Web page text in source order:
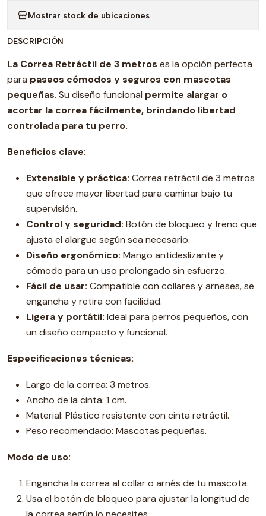
Mostrar stock de ubicaciones
DESCRIPCIÓN
La Correa Retráctil de 3 metros es la opción perfecta
para paseos cómodos y seguros con mascotas
pequeñas. Su diseño funcional permite alargar o
acortar la correa fácilmente, brindando libertad
controlada para tu perro.
Beneficios clave:
Extensible y práctica: Correa retráctil de 3 metros
que ofrece mayor libertad para caminar bajo tu
supervisión.
Control y seguridad: Botón de bloqueo y freno que
ajusta el alargue según sea necesario.
Diseño ergonómico: Mango antideslizante y
cómodo para un uso prolongado sin esfuerzo.
Fácil de usar: Compatible con collares y arneses, se
engancha y retira con facilidad.
Ligera y portátil: Ideal para perros pequeños, con
un diseño compacto y funcional.
Especificaciones técnicas:
Largo de la correa: 3 metros.
Ancho de la cinta: 1 cm.
Material: Plástico resistente con cinta retráctil.
Peso recomendado: Mascotas pequeñas.
Modo de uso:
Engancha la correa al collar o arnés de tu mascota.
Usa el botón de bloqueo para ajustar la longitud de